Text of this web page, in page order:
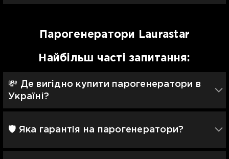
Парогенератори Laurastar
Найбільш часті запитання:
💸 Де вигідно купити парогенератори в
Україні?
🛡 Яка гарантія на парогенератори?